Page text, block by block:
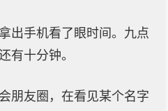
出手机看了眼时间。九点
有十分钟。
朋友圈，在看见某个名字